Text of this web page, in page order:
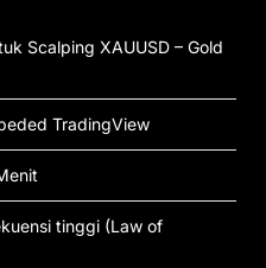
Scalping XAUUSD – Gold
TradingView
tinggi (Law of